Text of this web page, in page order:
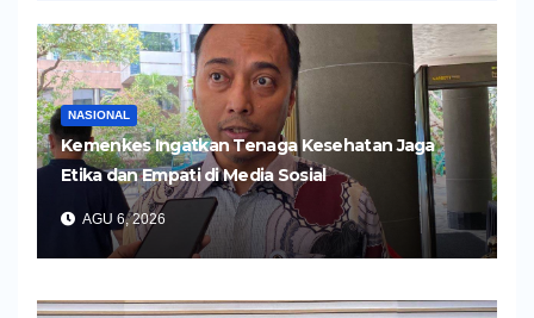
NASIONAL
Kemenkes Ingatkan Tenaga Kesehatan Jaga
Etika dan Empati di Media Sosial
AGU 6, 2026